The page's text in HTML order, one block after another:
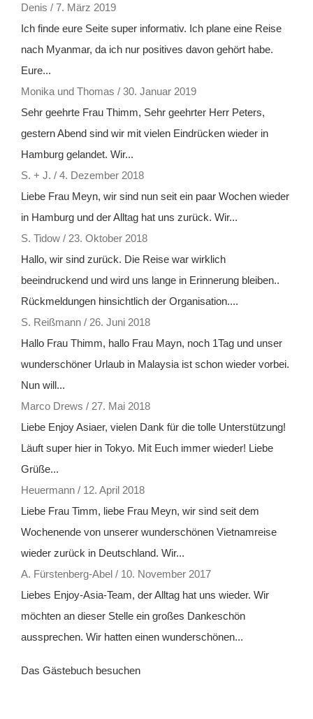
Denis / 7. März 2019
Ich finde eure Seite super informativ. Ich plane eine Reise
nach Myanmar, da ich nur positives davon gehört habe.
Eure...
Monika und Thomas / 30. Januar 2019
Sehr geehrte Frau Thimm, Sehr geehrter Herr Peters,
gestern Abend sind wir mit vielen Eindrücken wieder in
Hamburg gelandet. Wir...
S. + J. / 4. Dezember 2018
Liebe Frau Meyn, wir sind nun seit ein paar Wochen wieder
in Hamburg und der Alltag hat uns zurück. Wir...
S. Tidow / 23. Oktober 2018
Hallo, wir sind zurück. Die Reise war wirklich
beeindruckend und wird uns lange in Erinnerung bleiben..
Rückmeldungen hinsichtlich der Organisation....
S. Reißmann / 26. Juni 2018
Hallo Frau Thimm, hallo Frau Mayn, noch 1Tag und unser
wunderschöner Urlaub in Malaysia ist schon wieder vorbei.
Nun will...
Marco Drews / 27. Mai 2018
Liebe Enjoy Asiaer, vielen Dank für die tolle Unterstützung!
Läuft super hier in Tokyo. Mit Euch immer wieder! Liebe
Grüße...
Heuermann / 12. April 2018
Liebe Frau Timm, liebe Frau Meyn, wir sind seit dem
Wochenende von unserer wunderschönen Vietnamreise
wieder zurück in Deutschland. Wir...
A. Fürstenberg-Abel / 10. November 2017
Liebes Enjoy-Asia-Team, der Alltag hat uns wieder. Wir
möchten an dieser Stelle ein großes Dankeschön
aussprechen. Wir hatten einen wunderschönen...
Das Gästebuch besuchen